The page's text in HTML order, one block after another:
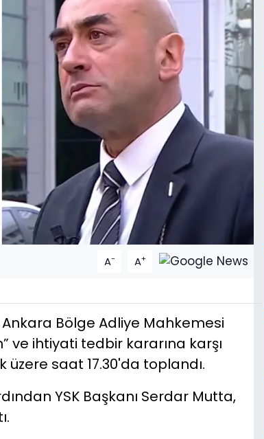
A- A+
Ankara Bölge Adliye Mahkemesi
ve ihtiyati tedbir kararına karşı
üzere saat 17.30'da toplandı.
YSK Başkanı Serdar Mutta,